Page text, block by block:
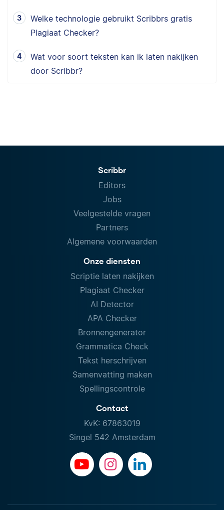
Welke technologie gebruikt Scribbrs gratis
Plagiaat Checker?
Wat voor soort teksten kan ik laten nakijken
door Scribbr?
Scribbr
Editors
Jobs
Veelgestelde vragen
Partners
Algemene voorwaarden
Onze diensten
Scriptie laten nakijken
Plagiaat Checker
AI Detector
APA Checker
Bronnengenerator
Grammatica Check
Tekst herschrijven
Samenvatting maken
Spellingscontrole
Contact
KvK: 67863019
Singel 542 Amsterdam